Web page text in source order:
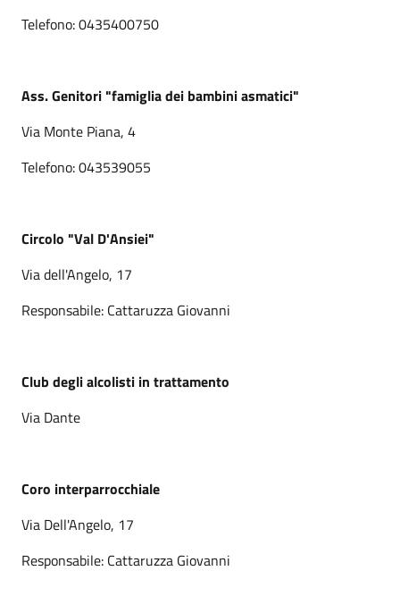
Telefono: 0435400750
Ass. Genitori "famiglia dei bambini asmatici"
Via Monte Piana, 4
Telefono: 043539055
Circolo "Val D'Ansiei"
Via dell'Angelo, 17
Responsabile: Cattaruzza Giovanni
Club degli alcolisti in trattamento
Via Dante
Coro interparrocchiale
Via Dell'Angelo, 17
Responsabile: Cattaruzza Giovanni